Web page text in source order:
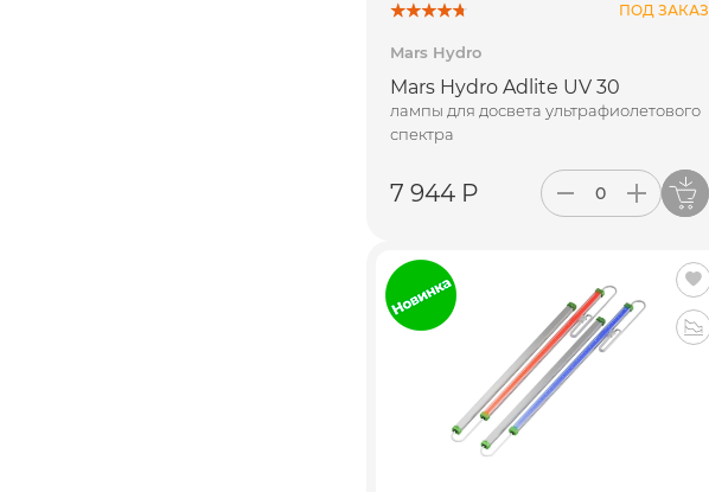
ПОД ЗАКАЗ
Mars Hydro
Mars Hydro Adlite UV 30
лампы для досвета ультрафиолетового
спектра
7 944 Р